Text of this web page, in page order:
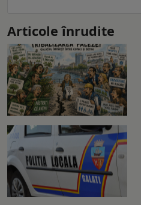
Articole înrudite